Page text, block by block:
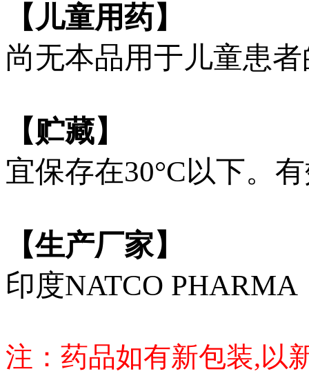
【儿童用药】
尚无本品用于儿童患
【贮藏】
宜保存在30°C以下。
【生产厂家】
印度NATCO PHARMA
注：药品如有新包装,以